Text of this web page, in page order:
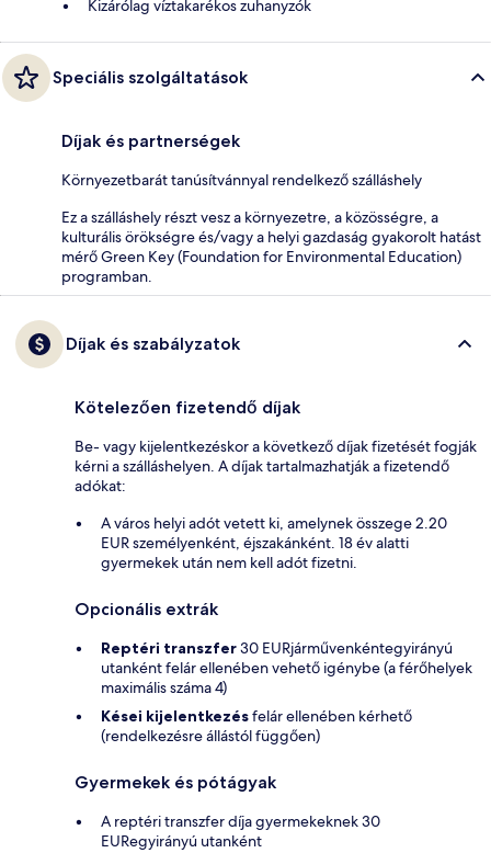
Kizárólag víztakarékos zuhanyzók
Speciális szolgáltatások
Díjak és partnerségek
Környezetbarát tanúsítvánnyal rendelkező szálláshely
Ez a szálláshely részt vesz a környezetre, a közösségre, a
kulturális örökségre és/vagy a helyi gazdaság gyakorolt hatást
mérő Green Key (Foundation for Environmental Education)
programban.
Díjak és szabályzatok
Kötelezően fizetendő díjak
Be- vagy kijelentkezéskor a következő díjak fizetését fogják
kérni a szálláshelyen. A díjak tartalmazhatják a fizetendő
adókat:
A város helyi adót vetett ki, amelynek összege 2.20
EUR személyenként, éjszakánként. 18 év alatti
gyermekek után nem kell adót fizetni.
Opcionális extrák
Reptéri transzfer30 EURjárművenkéntegyirányú
utanként felár ellenében vehető igénybe (a férőhelyek
maximális száma 4)
Kései kijelentkezésfelár ellenében kérhető
(rendelkezésre állástól függően)
Gyermekek és pótágyak
A reptéri transzfer díja gyermekeknek 30
EURegyirányú utanként